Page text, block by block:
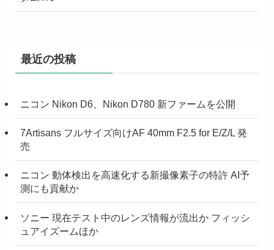
最近の投稿
ニコン Nikon D6、Nikon D780 新ファームを公開
7Artisans フルサイズ向けAF 40mm F2.5 for E/Z/L 発
売
ニコン 動体検出を高速化する新撮像素子の特許 AI予
測にも貢献か
ソニー 現在テスト中のレンズ情報が流出か フィッシ
ュアイズームほか